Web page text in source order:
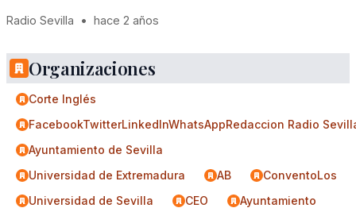
Radio Sevilla • hace 2 años
Organizaciones
Corte Inglés
FacebookTwitterLinkedInWhatsAppRedaccion Radio
Ayuntamiento de Sevilla
Universidad de Extremadura
AB
ConventoLos
Universidad de Sevilla
CEO
Ayuntamiento